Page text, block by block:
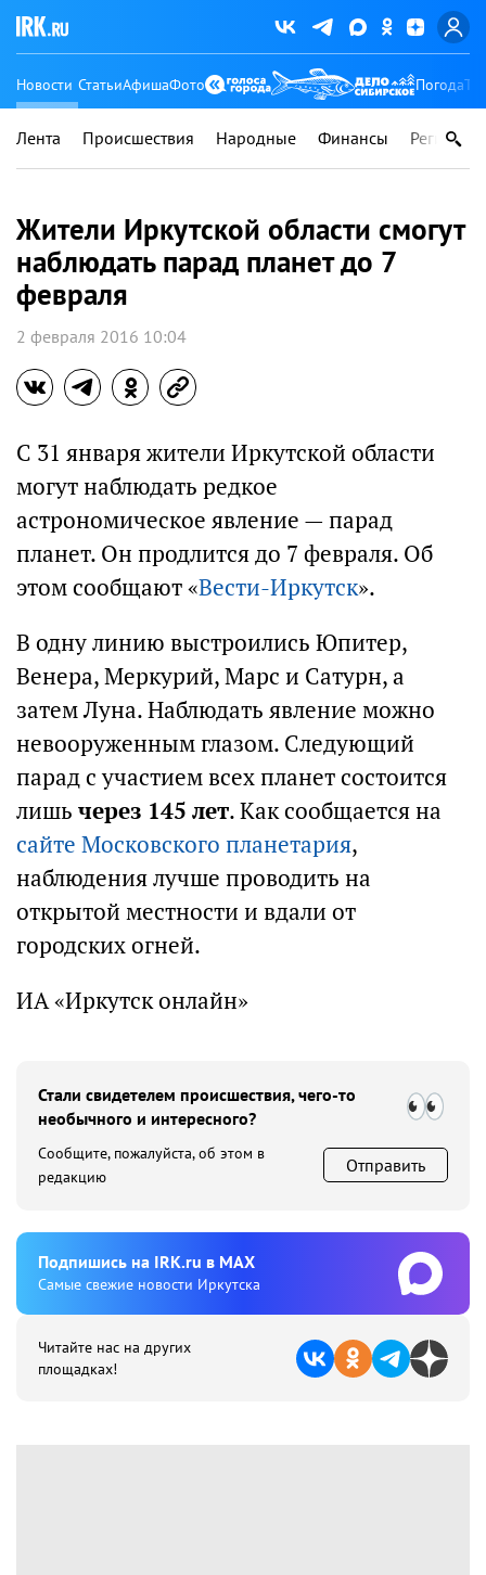
Новости СтатьиАфишаФото Погода
Лента Происшествия Народные Финансы Регионы
Жители Иркутской области смогут
наблюдать парад планет до 7
февраля
2 февраля 2016 10:04
С 31 января жители Иркутской области
могут наблюдать редкое
астрономическое явление — парад
планет. Он продлится до 7 февраля. Об
этом сообщают «Вести-Иркутск».
В одну линию выстроились Юпитер,
Венера, Меркурий, Марс и Сатурн, а
затем Луна. Наблюдать явление можно
невооруженным глазом. Следующий
парад с участием всех планет состоится
лишь через 145 лет. Как сообщается на
сайте Московского планетария,
наблюдения лучше проводить на
открытой местности и вдали от
городских огней.
ИА «Иркутск онлайн»
Стали свидетелем происшествия, чего-то
необычного и интересного?
Сообщите, пожалуйста, об этом в
редакцию
Отправить
Подпишиcь на IRK.ru в MAX
Cамые свежие новости Иркутска
Читайте нас на других
площадках!